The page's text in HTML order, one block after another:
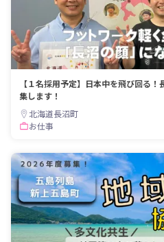
【１名採用予定】日本中を飛び回る
集します！
北海道長沼町
お仕事